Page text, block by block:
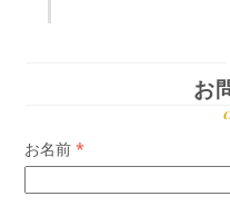
お
お名前*